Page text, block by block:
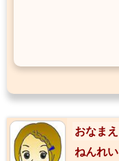
おなまえ
ねんれい